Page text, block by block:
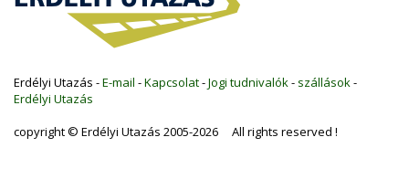
Erdélyi Utazás -E-mail -Kapcsolat-Jogi tudnivalók - szállások -
Erdélyi Utazás
copyright © Erdélyi Utazás 2005-2026 All rights reserved !